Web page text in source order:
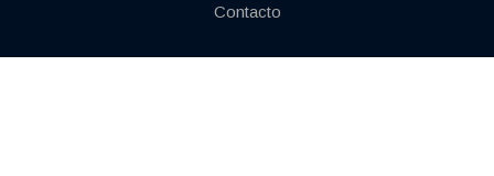
Contacto